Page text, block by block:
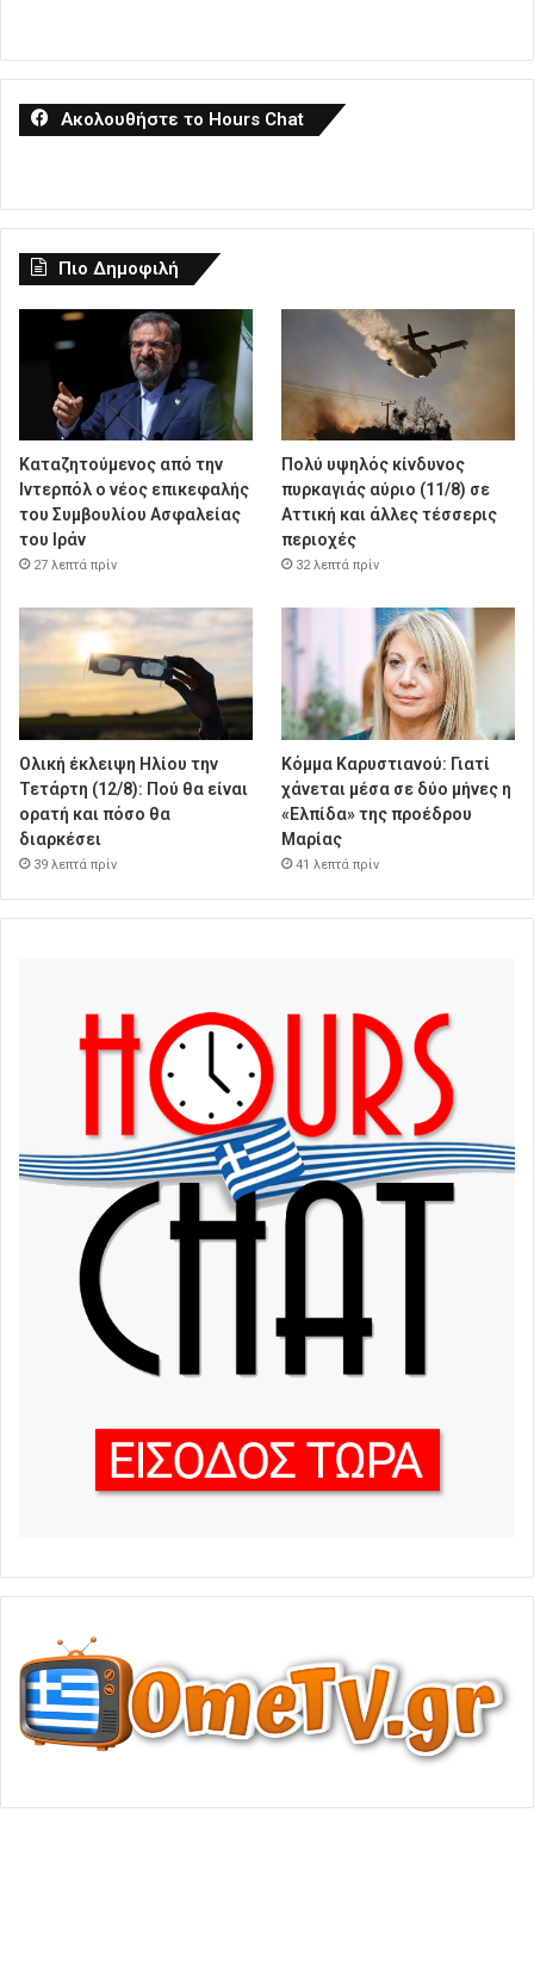
Ακολουθήστε το Hours Chat
Πιο Δημοφιλή
Καταζητούμενος από την
Ιντερπόλ ο νέος επικεφαλής
του Συμβουλίου Ασφαλείας
του Ιράν
27 λεπτά πρίν
Πολύ υψηλός κίνδυνος
πυρκαγιάς αύριο (11/8) σε
Αττική και άλλες τέσσερις
περιοχές
32 λεπτά πρίν
Ολική έκλειψη Ηλίου την
Τετάρτη (12/8): Πού θα είναι
ορατή και πόσο θα
διαρκέσει
39 λεπτά πρίν
Κόμμα Καρυστιανού: Γιατί
χάνεται μέσα σε δύο μήνες η
«Ελπίδα» της προέδρου
Μαρίας
41 λεπτά πρίν